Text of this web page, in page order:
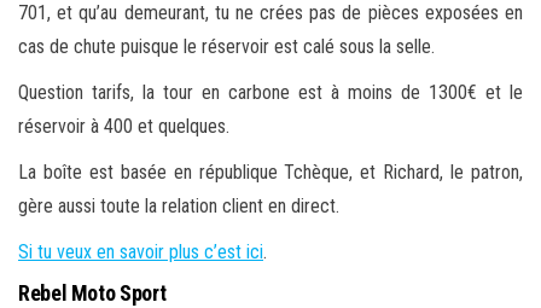
701, et qu’au demeurant, tu ne crées pas de pièces exposées en
cas de chute puisque le réservoir est calé sous la selle.
Question tarifs, la tour en carbone est à moins de 1300€ et le
réservoir à 400 et quelques.
La boîte est basée en république Tchèque, et Richard, le patron,
gère aussi toute la relation client en direct.
Si tu veux en savoir plus c’est ici.
Rebel Moto Sport